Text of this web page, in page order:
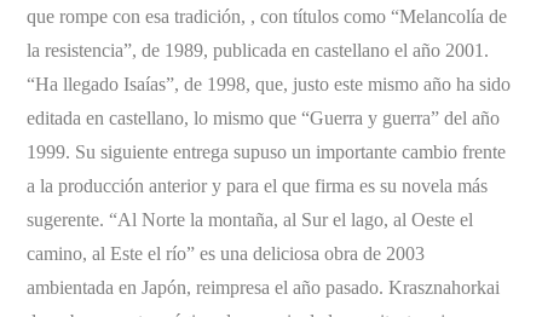
que rompe con esa tradición, , con títulos como “Melancolía de
la resistencia”, de 1989, publicada en castellano el año 2001.
“Ha llegado Isaías”, de 1998, que, justo este mismo año ha sido
editada en castellano, lo mismo que “Guerra y guerra” del año
1999. Su siguiente entrega supuso un importante cambio frente
a la producción anterior y para el que firma es su novela más
sugerente. “Al Norte la montaña, al Sur el lago, al Oeste el
camino, al Este el río” es una deliciosa obra de 2003
ambientada en Japón, reimpresa el año pasado. Krasznahorkai